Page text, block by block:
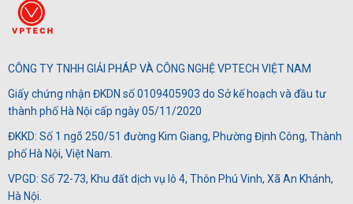
CÔNG TY TNHH GIẢI PHÁP VÀ CÔNG NGHỆ VPTECH VIỆT NAM
Giấy chứng nhận ĐKDN số 0109405903 do Sở kế hoạch và đầu tư
thành phố Hà Nội cấp ngày 05/11/2020
ĐKKD: Số 1 ngõ 250/51 đường Kim Giang, Phường Định Công, Thành
phố Hà Nội, Việt Nam.
VPGD: Số 72-73, Khu đất dịch vụ lô 4, Thôn Phú Vinh, Xã An Khánh,
Hà Nội.